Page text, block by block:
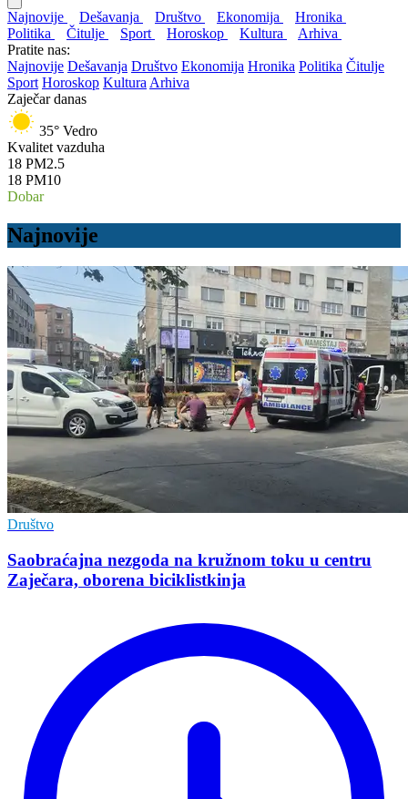
Najnovije Dešavanja Društvo Ekonomija
Hronika
Politika
Čitulje Sport Horoskop Kultura
Arhiva
Pratite nas:
Najnovije Dešavanja Društvo Ekonomija Hronika Politika Čitulje
Sport Horoskop Kultura Arhiva
Zaječar danas
35° Vedro
Kvalitet vazduha
18 PM2.5
18 PM10
Dobar
Najnovije
Društvo
Saobraćajna nezgoda na kružnom toku u centru
Zaječara, oborena biciklistkinja